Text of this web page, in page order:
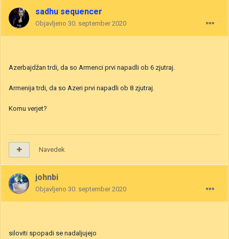
sadhu sequencer
Objavljeno 30. september 2020
Azerbajdžan trdi, da so Armenci prvi napadli ob 6 zjutraj.
Armenija trdi, da so Azeri prvi napadli ob 8 zjutraj.
Komu verjet?
Navedek
johnbi
Objavljeno 30. september 2020
siloviti spopadi se nadaljujejo